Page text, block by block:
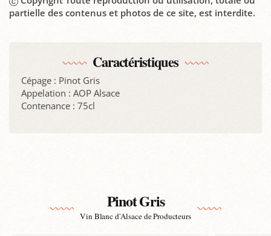
partielle des contenus et photos de ce site, est interdite.
Caractéristiques
Cépage : Pinot Gris
Appelation : AOP Alsace
Contenance : 75cl
Pinot Gris
Vin Blanc d'Alsace de Producteurs